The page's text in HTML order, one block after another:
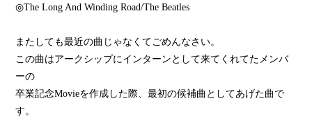
◎The Long And Winding Road/The Beatles
またしても最近の曲じゃなくてごめんなさい。
この曲はアークシップにインターンとして来てくれてたメンバ
ーの
卒業記念Movieを作成した際、最初の候補曲としてあげた曲で
す。